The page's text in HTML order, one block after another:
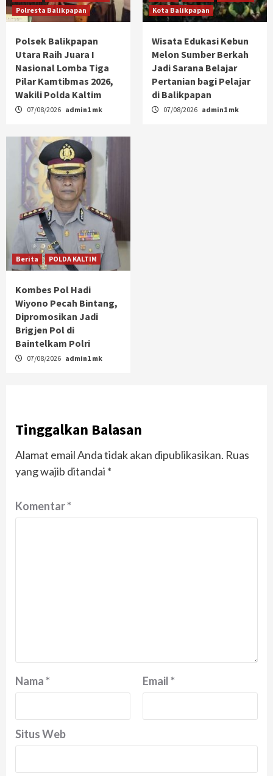
Polresta Balikpapan
Polsek Balikpapan
Utara Raih Juara I
Nasional Lomba Tiga
Pilar Kamtibmas 2026,
Wakili Polda Kaltim
07/08/2026 admin1 mk
Kota Balikpapan
Wisata Edukasi Kebun
Melon Sumber Berkah
Jadi Sarana Belajar
Pertanian bagi Pelajar
di Balikpapan
07/08/2026 admin1 mk
Berita POLDA KALTIM
Kombes Pol Hadi
Wiyono Pecah Bintang,
Dipromosikan Jadi
Brigjen Pol di
Baintelkam Polri
07/08/2026 admin1 mk
Tinggalkan Balasan
Alamat email Anda tidak akan dipublikasikan. Ruas
yang wajib ditandai *
Komentar*
Nama* Email*
Situs Web